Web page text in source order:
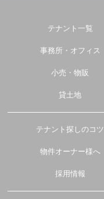
テナント一覧
事務所・オフィス
小売・物販
貸土地
テナント探しのコツ
物件オーナー様へ
採用情報